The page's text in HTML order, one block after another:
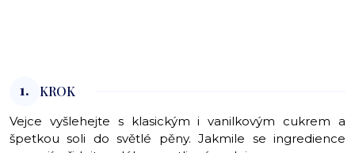
1. KROK
Vejce vyšlehejte s klasickým i vanilkovým cukrem a
špetkou soli do světlé pěny. Jakmile se ingredience